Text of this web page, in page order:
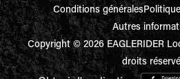
Conditions générales
Autres
Copyright © 2026 EAGLERIDER
droits